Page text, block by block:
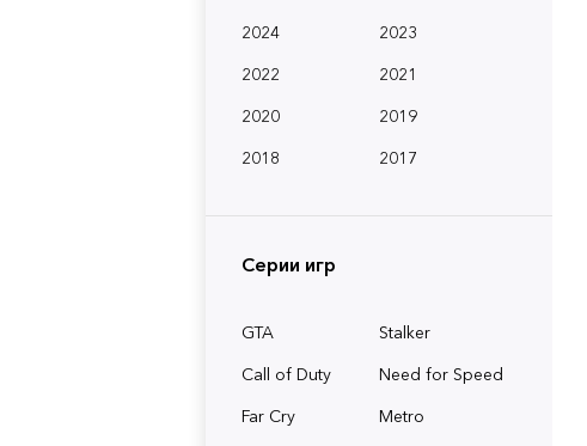
2024
2023
2022
2021
2020
2019
2018
2017
Серии игр
GTA
Stalker
Call of Duty
Need for Speed
Far Cry
Metro